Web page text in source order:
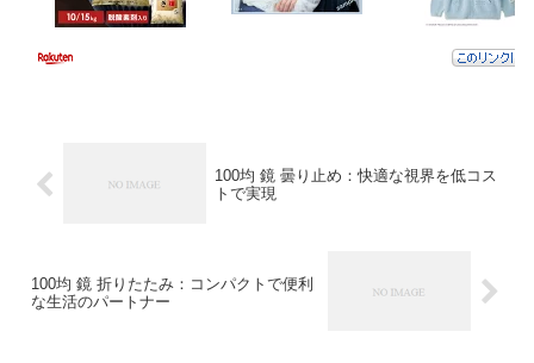
100均 鏡 曇り止め：快適な視界を低コス
トで実現
100均 鏡 折りたたみ：コンパクトで便利
な生活のパートナー